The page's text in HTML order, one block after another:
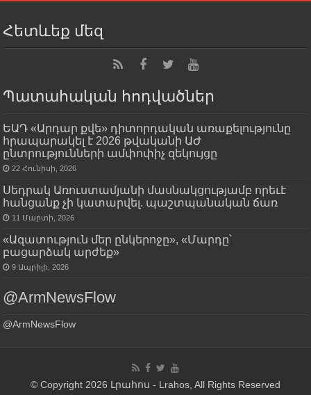
Հետևեք մեզ
Պատահական հոդվածներ
ԵԱԴ «Արդար քվե» դիտորդական առաքելությունը
հրապարակել է 2026 թվականի ԱԺ
ընտրությունների ամփոփիչ զեկույցը
22 Հունիսի, 2026
Սեդրակ Առուստամյանի մասնակցությամբ որեւէ
հանցանք չի կատարվել. պաշտպանական ճառ
11 Մարտի, 2026
«Ազատություն մեր ընկերոջը», «Մարդը՝
բացարձակ արժեք»
9 Ապրիլի, 2026
@ArmNewsFlow
@ArmNewsFlow
© Copyright 2026 Լրահոս - Lrahos, All Rights Reserved